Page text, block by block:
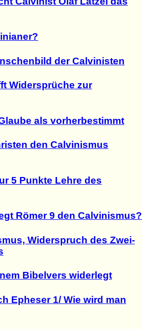
der Calvinisten
Widersprüche zur
als vorherbestimmt
den Calvinismus
5 Punkte Lehre des
Römer 9 den Calvinismus?
Widerspruch des Zwei-
Bibelvers widerlegt
Epheser 1/ Wie wird man